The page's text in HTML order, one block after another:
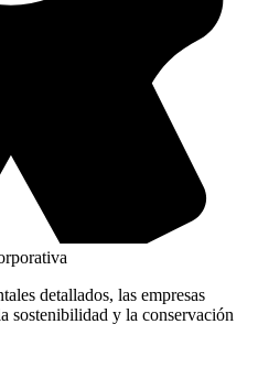
detallados, las empresas
sostenibilidad y la conservación